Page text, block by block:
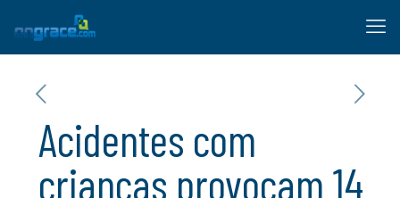
Acidentes com
crianças provocam 14